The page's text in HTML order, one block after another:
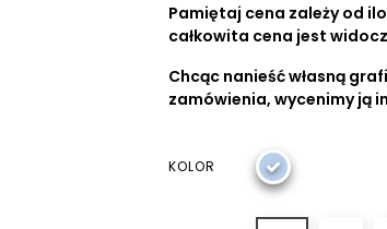
Pamiętaj cena zależy od
całkowita cena jest
Chcąc nanieść własną
zamówienia, wycenimy ją
KOLOR